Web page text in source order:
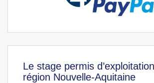
Le stage permis
région Nouvelle-Aquitaine